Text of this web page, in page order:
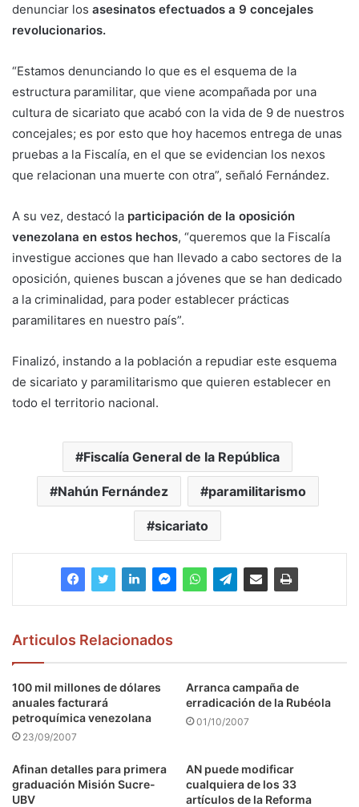
denunciar los asesinatos efectuados a 9 concejales
revolucionarios.
“Estamos denunciando lo que es el esquema de la
estructura paramilitar, que viene acompañada por una
cultura de sicariato que acabó con la vida de 9 de nuestros
concejales; es por esto que hoy hacemos entrega de unas
pruebas a la Fiscalía, en el que se evidencian los nexos
que relacionan una muerte con otra”, señaló Fernández.
A su vez, destacó la participación de la oposición
venezolana en estos hechos, “queremos que la Fiscalía
investigue acciones que han llevado a cabo sectores de la
oposición, quienes buscan a jóvenes que se han dedicado
a la criminalidad, para poder establecer prácticas
paramilitares en nuestro país”.
Finalizó, instando a la población a repudiar este esquema
de sicariato y paramilitarismo que quieren establecer en
todo el territorio nacional.
Fiscalía General de la República
Nahún Fernández paramilitarismo
sicariato
Articulos Relacionados
100 mil millones de dólares
anuales facturará
petroquímica venezolana
23/09/2007
Arranca campaña de
erradicación de la Rubéola
01/10/2007
Afinan detalles para primera
graduación Misión Sucre-
UBV
AN puede modificar
cualquiera de los 33
artículos de la Reforma